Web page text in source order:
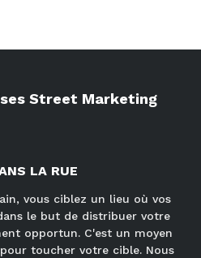
Street Marketing
LA RUE
vous ciblez un lieu où vos
le but de distribuer votre
opportun. C'est un moyen
toucher votre cible. Nous